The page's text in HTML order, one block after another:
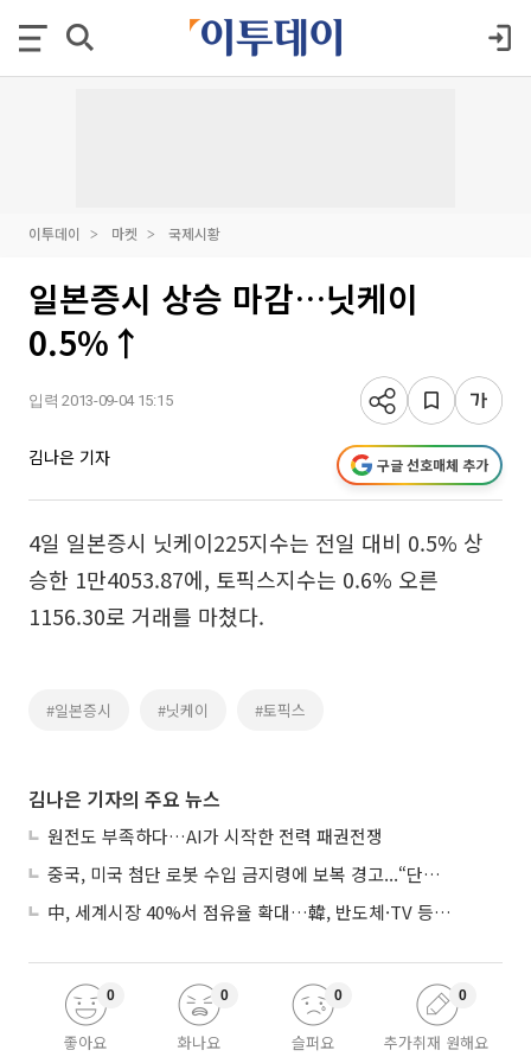
이투데이 마켓 국제시황
일본증시 상승 마감…닛케이
0.5%↑
입력 2013-09-04 15:15
김나은 기자 구글 선호매체 추가
4일 일본증시 닛케이225지수는 전일 대비 0.5% 상
승한 1만4053.87에, 토픽스지수는 0.6% 오른
1156.30로 거래를 마쳤다.
#일본증시 #닛케이 #토픽스
김나은 기자의 주요 뉴스
원전도 부족하다…AI가 시작한 전력 패권전쟁
중국, 미국 첨단 로봇 수입 금지령에 보복 경고...“단호히 대응”
中, 세계시장 40%서 점유율 확대…韓, 반도체·TV 등 4개 품목 1위
좋아요
0
화나요
0
슬퍼요
0
추가취재 원해요
0